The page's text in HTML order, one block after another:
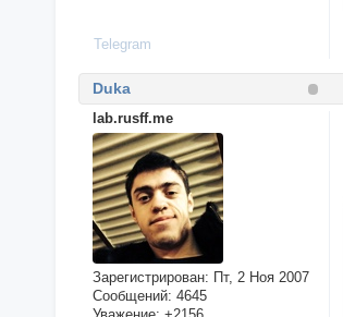
Telegram
Duka
lab.rusff.me
Зарегистрирован: Пт, 2 Ноя 2007
Сообщений: 4645